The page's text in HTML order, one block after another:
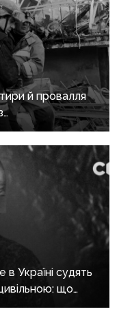
й провалля
в Україні судять
що